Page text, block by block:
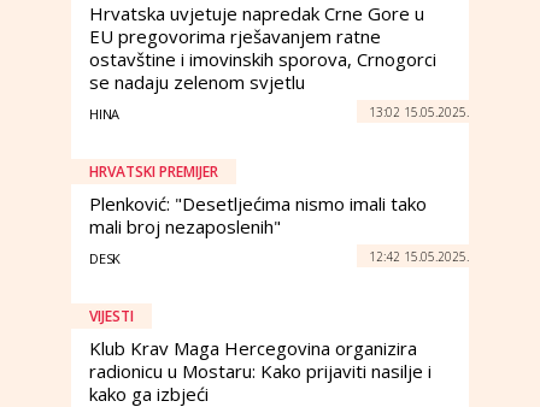
Hrvatska uvjetuje napredak Crne Gore u
EU pregovorima rješavanjem ratne
ostavštine i imovinskih sporova, Crnogorci
se nadaju zelenom svjetlu
HINA 13:02 15.05.2025.
HRVATSKI PREMIJER
Plenković: "Desetljećima nismo imali tako
mali broj nezaposlenih"
DESK 12:42 15.05.2025.
VIJESTI
Klub Krav Maga Hercegovina organizira
radionicu u Mostaru: Kako prijaviti nasilje i
kako ga izbjeći